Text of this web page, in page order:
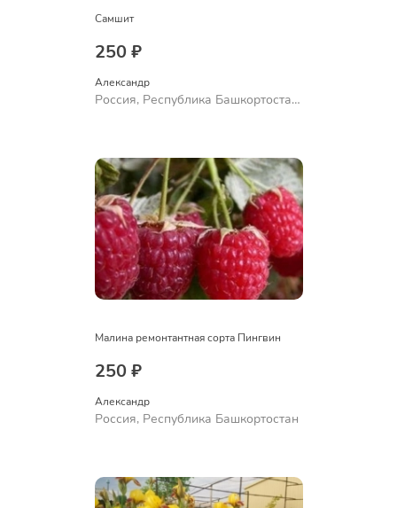
Самшит
250 ₽
Александр
Россия, Республика Башкортостан,
Малина ремонтантная сорта Пингвин
250 ₽
Александр
Россия, Республика Башкортостан